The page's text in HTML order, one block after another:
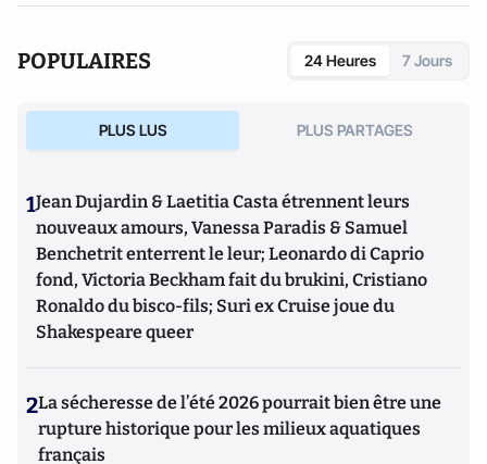
POPULAIRES 24 Heures 7 Jours
PLUS LUS PLUS PARTAGES
1Jean Dujardin & Laetitia Casta étrennent leurs
nouveaux amours, Vanessa Paradis & Samuel
Benchetrit enterrent le leur; Leonardo di Caprio
fond, Victoria Beckham fait du brukini, Cristiano
Ronaldo du bisco-fils; Suri ex Cruise joue du
Shakespeare queer
2La sécheresse de l’été 2026 pourrait bien être une
rupture historique pour les milieux aquatiques
français